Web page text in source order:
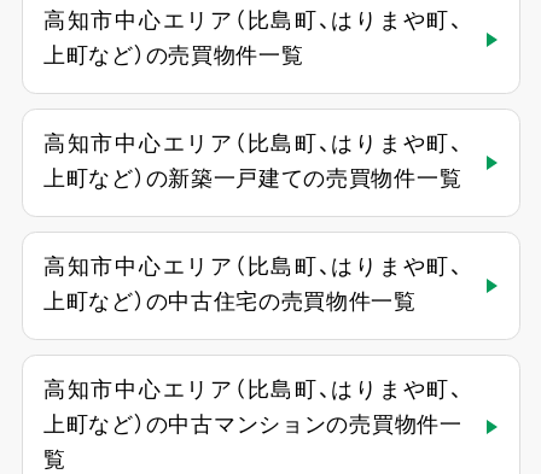
高知市中心エリア（比島町、はりまや町、
上町など）の売買物件一覧
高知市中心エリア（比島町、はりまや町、
上町など）の新築一戸建ての売買物件一覧
高知市中心エリア（比島町、はりまや町、
上町など）の中古住宅の売買物件一覧
高知市中心エリア（比島町、はりまや町、
上町など）の中古マンションの売買物件一
覧